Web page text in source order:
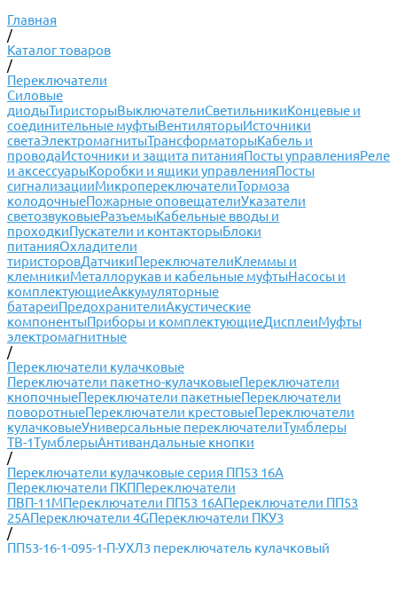
Главная
/
Каталог товаров
/
Переключатели
Силовые
диодыТиристорыВыключателиСветильникиКонцевые и
соединительные муфтыВентиляторыИсточники
светаЭлектромагнитыТрансформаторыКабель и
проводаИсточники и защита питанияПосты управленияРеле
и аксессуарыКоробки и ящики управленияПосты
сигнализацииМикропереключателиТормоза
колодочныеПожарные оповещателиУказатели
светозвуковыеРазъемыКабельные вводы и
проходкиПускатели и контакторыБлоки
питанияОхладители
тиристоровДатчикиПереключателиКлеммы и
клемникиМеталлорукав и кабельные муфтыНасосы и
комплектующиеАккумуляторные
батареиПредохранителиАкустические
компонентыПриборы и комплектующиеДисплеиМуфты
электромагнитные
/
Переключатели кулачковые
Переключатели пакетно-кулачковыеПереключатели
кнопочныеПереключатели пакетныеПереключатели
поворотныеПереключатели крестовыеПереключатели
кулачковыеУниверсальные переключателиТумблеры
ТВ-1ТумблерыАнтивандальные кнопки
/
Переключатели кулачковые серия ПП53 16А
Переключатели ПКППереключатели
ПВП-11МПереключатели ПП53 16АПереключатели ПП53
25АПереключатели 4GПереключатели ПКУ3
/
ПП53-16-1-095-1-П-УХЛ3 переключатель кулачковый